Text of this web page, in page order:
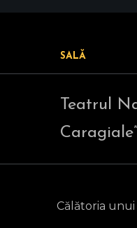
SALĂ
Teatrul
Caragiale”
Călătoria